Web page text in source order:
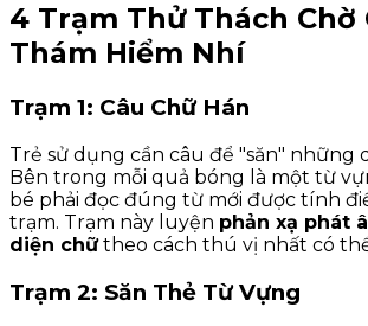
4 Trạm Thử Thách Chờ
Thám Hiểm Nhí
Trạm 1: Câu Chữ Hán
Trẻ sử dụng cần câu để "săn" những
Bên trong mỗi quả bóng là một từ
bé phải đọc đúng từ mới được tính
trạm. Trạm này luyện phản xạ phát
diện chữtheo cách thú vị nhất có
Trạm 2: Săn Thẻ Từ Vựng